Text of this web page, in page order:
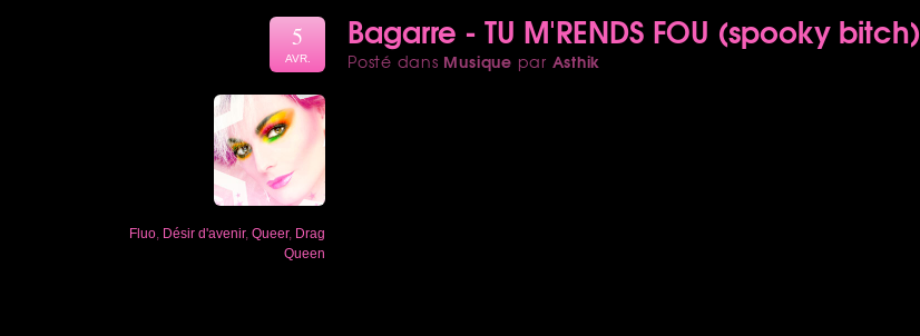
Bagarre - TU M'RENDS FOU (spooky bitch)
Posté dans Musique par Asthik
5
AVR.
Fluo Désir d'avenir, Queer, Drag
Queen